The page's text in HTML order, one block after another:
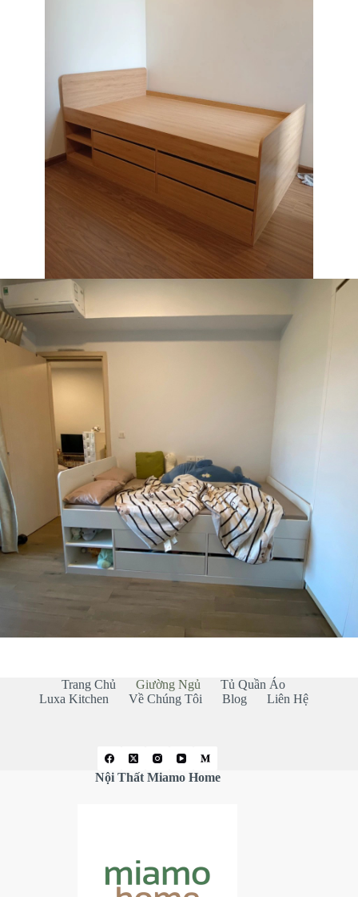
Trang Chủ Giường Ngủ
Tủ Quần Áo
Luxa Kitchen
Về Chúng Tôi Blog Liên Hệ
Nội Thất Miamo Home